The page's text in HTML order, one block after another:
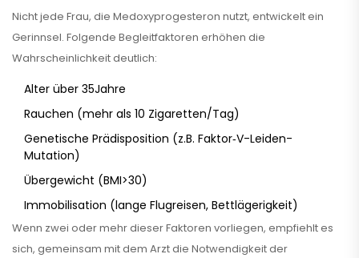
Nicht jede Frau, die Medo­xy­progesteron nutzt, entwickelt ein
Gerinnsel. Folgende Begleitfaktoren erhöhen die
Wahrscheinlichkeit deutlich:
Alter über 35Jahre
Rauchen (mehr als 10 Zigaretten/Tag)
Genetische Prädisposition (z.B. Faktor‑V-Leiden-
Mutation)
Übergewicht (BMI>30)
Immobilisation (lange Flugreisen, Bettlägerigkeit)
Wenn zwei oder mehr dieser Faktoren vorliegen, empfiehlt es
sich, gemeinsam mit dem Arzt die Notwendigkeit der